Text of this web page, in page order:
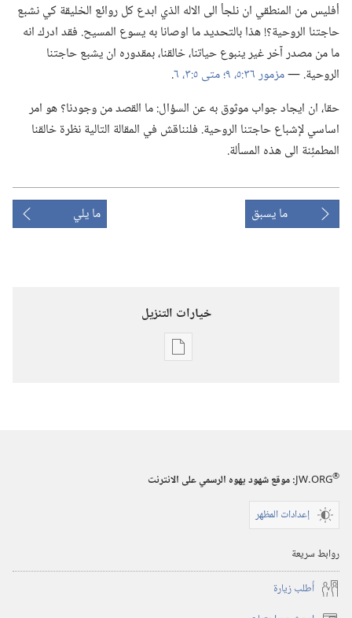
أفليس من المنطقي ان نلجأ الى الاله الذي ابدع كل روائع الخليقة كي نشبع
حاجتنا الروحية؟‏!‏ هذا بالتحديد ما اوصانا به يسوع المسيح.‏ فقد ادرك انه
ما من مصدر آخر غير ينبوع حياتنا،‏ خالقنا،‏ بمقدوره ان يشبع حاجتنا
الروحية.‏ —‏مزمور ٣٦:‏٥،‏ متى ٥:‏٣،‏
‏.‏
حقا،‏ ان ايجاد جواب موثوق به عن السؤال:‏ ما القصد من وجودنا؟‏ هو امر
اساسي لإشباع حاجتنا الروحية.‏ فلنناقش في المقالة التالية نظرة خالقنا
المطمئِنة الى هذه المسألة.‏
ما يسبق ما يلي
خيارات التنزيل
خيارات
JW.ORG®
:‏ موقع شهود يهوه الرسمي على الانترنت
إعدادات المظهر
روابط سريعة
أُطلب زيارة